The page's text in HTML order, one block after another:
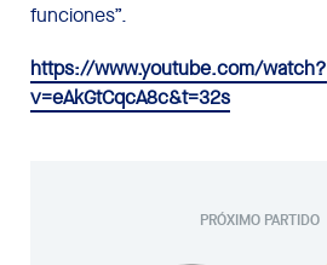
funciones”.
https://www.youtube.com/watch?
v=eAkGtCqcA8c&t=32s
PRÓXIMO PARTIDO